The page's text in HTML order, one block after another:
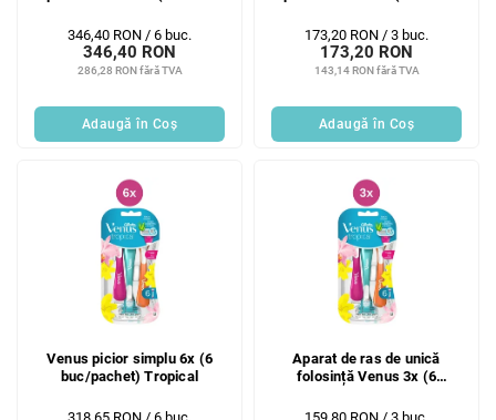
286,28 RON fără TVA
346,40 RON
Evaluare
preţ:
346,40 RON / 6 buc.
Adaugă în Coş
143,14 RON fără TVA
173,20 RON
Evaluare
preţ:
173,20 RON / 3 buc.
Adaugă în Coş
Venus picior simplu 6x (6
buc/pachet) Tropical
Evaluare
Aparat de ras de unică
folosință Venus 3x (6
Evaluare